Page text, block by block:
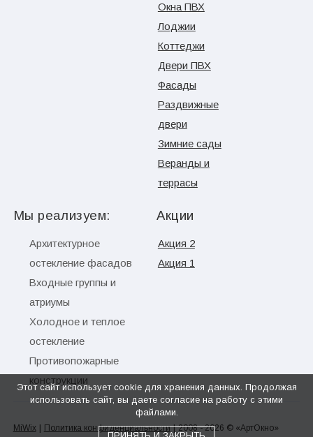
Окна ПВХ
Лоджии
Коттеджи
Двери ПВХ
Фасады
Раздвижные
двери
Зимние сады
Веранды и
террасы
Мы реализуем:
Архитектурное
остекление фасадов
Входные группы и
атриумы
Холодное и теплое
остекление
Противопожарные
конструкции
Акции
Акция 2
Акция 1
MiWix| Политика конфиденциальности|2008 - 2026 © «АртОкно»
Этот сайт использует cookie для хранения данных. Продолжая
использовать сайт, вы даете согласие на работу с этими
файлами.